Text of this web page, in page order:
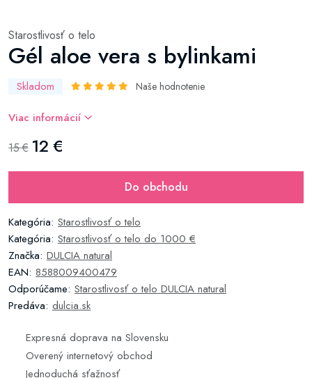
Starostlivosť o telo
Gél aloe vera s bylinkami
Skladom Naše hodnotenie
Viac informácií
15 € 12 €
Do obchodu
Kategória: Starostlivosť o telo
Kategória: Starostlivosť o telo do 1000 €
Značka: DULCIA natural
EAN: 8588009400479
Odporúčame: Starostlivosť o telo DULCIA natural
Predáva: dulcia.sk
Expresná doprava na Slovensku
Overený internetový obchod
Jednoduchá sťažnosť